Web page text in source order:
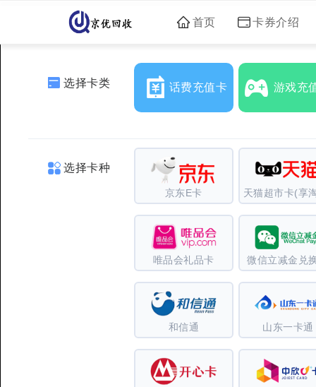
首页 卡券介绍
选择卡类 话费充值卡 游戏充
选择卡种
京东E卡 天猫超市卡(享
唯品会礼品卡 微信立减金兑
和信通 山东一卡通